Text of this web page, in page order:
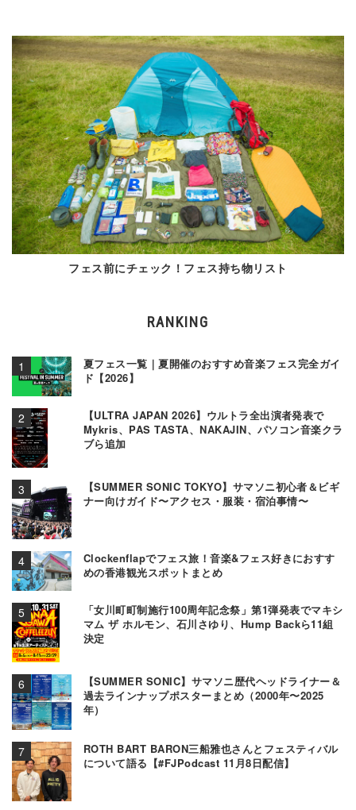
フェス前にチェック！フェス持ち物リスト
RANKING
夏フェス一覧｜夏開催のおすすめ音楽フェス完全ガイ
ド【2026】
【ULTRA JAPAN 2026】ウルトラ全出演者発表で
Mykris、PAS TASTA、NAKAJIN、パソコン音楽クラ
ブら追加
【SUMMER SONIC TOKYO】サマソニ初心者＆ビギ
ナー向けガイド〜アクセス・服装・宿泊事情〜
Clockenflapでフェス旅！音楽&フェス好きにおすす
めの香港観光スポットまとめ
「女川町町制施行100周年記念祭」第1弾発表でマキシ
マム ザ ホルモン、石川さゆり、Hump Backら11組
決定
【SUMMER SONIC】サマソニ歴代ヘッドライナー＆
過去ラインナップポスターまとめ（2000年〜2025
年）
ROTH BART BARON三船雅也さんとフェスティバル
について語る【#FJPodcast 11月8日配信】